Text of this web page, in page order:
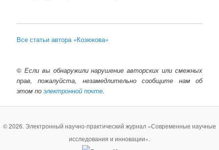
Все статьи автора «Козюкова»
© Если вы обнаружили нарушение авторских или смежных
прав, пожалуйста, незамедлительно сообщите нам об
этом поэлектронной почте.
© 2026. Электронный научно-практический журнал «Современные научные
исследования и инновации».